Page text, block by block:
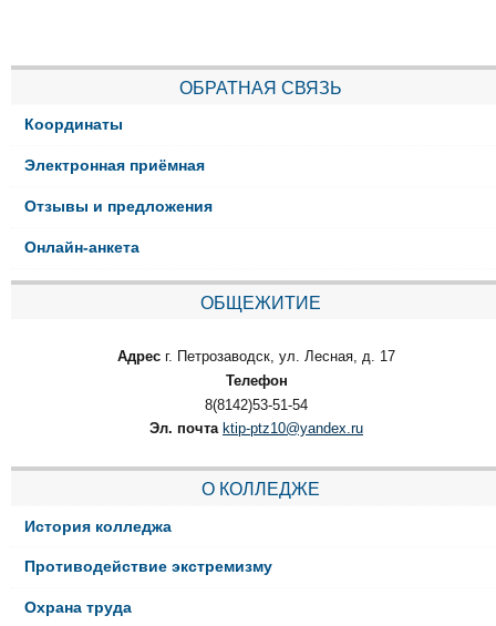
ОБРАТНАЯ СВЯЗЬ
Координаты
Электронная приёмная
Отзывы и предложения
Онлайн-анкета
ОБЩЕЖИТИЕ
Адрес г. Петрозаводск, ул. Лесная, д. 17
Телефон
8(8142)53-51-54
Эл. почта ktip-ptz10@yandex.ru
О КОЛЛЕДЖЕ
История колледжа
Противодействие экстремизму
Охрана труда